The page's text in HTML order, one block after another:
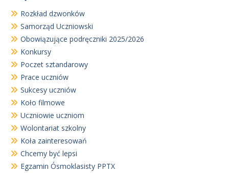
Rozkład dzwonków
Samorząd Uczniowski
Obowiązujące podręczniki 2025/2026
Konkursy
Poczet sztandarowy
Prace uczniów
Sukcesy uczniów
Koło filmowe
Uczniowie uczniom
Wolontariat szkolny
Koła zainteresowań
Chcemy być lepsi
Egzamin Ósmoklasisty PPTX